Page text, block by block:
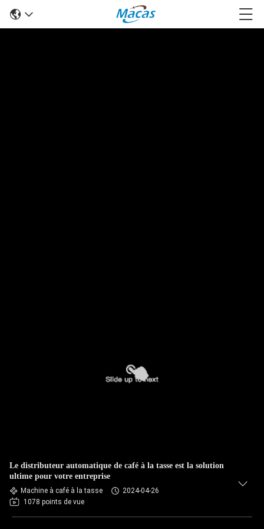
Le distributeur automatique de café à la tasse est la solution
ultime pour votre entreprise
Machine à café à la tasse
2024-04-26
1078 points de vue